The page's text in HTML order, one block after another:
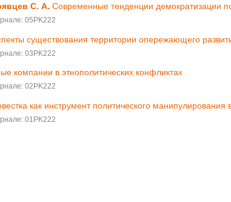
С. А. Современные тенденции демократизации
05PK222
существования территории опережающего
03PK222
компании в этнополитических конфликтах
02PK222
как инструмент политического манипулирования
01PK222